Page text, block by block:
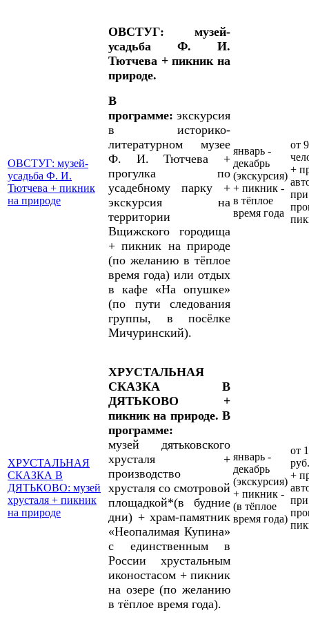
ОВСТУГ: музей-
усадьба Ф. И.
Тютчева + пикник
на природе
ОВСТУГ: музей-
усадьба Ф. И.
Тютчева + пикник на
природе.
В
программе: экскурсия
в историко-
литературном музее
Ф. И. Тютчева +
прогулка по
усадебному парку +
экскурсия на
территории
Вщижского городища
+ пикник на природе
(по желанию в тёплое
время года) или отдых
в кафе «На опушке»
(по пути следования
группы, в посёлке
Мичуринский).
январь -
декабрь
(экскурсия)
+ пикник -
в тёплое
время года
от
+
при
ХРУСТАЛЬНАЯ
СКАЗКА В
ДЯТЬКОВО: музей
хрусталя + пикник
на природе
ХРУСТАЛЬНАЯ
СКАЗКА В
ДЯТЬКОВО +
пикник на природе. В
программе:
музей дятьковского
хрусталя +
производство
хрусталя со смотровой
площадкой*(в будние
дни) + храм-памятник
«Неопалимая Купина»
с единственным в
России хрустальным
иконостасом + пикник
на озере (по желанию
в тёплое время года).
январь -
декабрь
(экскурсия)
+ пикник -
(в тёплое
время года)
от
+
при